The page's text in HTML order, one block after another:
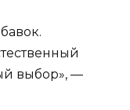
выбор», —